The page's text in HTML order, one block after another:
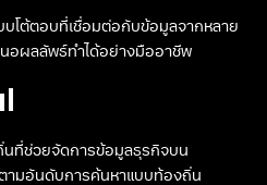
โต้ตอบที่เชื่อมต่อกับข้อมูลจากหลาย
นอผลลัพธ์ทำได้อย่างมืออาชีพ
นที่ช่วยจัดการข้อมูลธุรกิจบน
มอันดับการค้นหาแบบท้องถิ่น